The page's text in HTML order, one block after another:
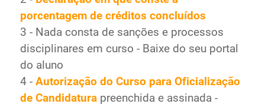
porcentagem de créditos concluídos
3 - Nada consta de sanções e processos
disciplinares em curso - Baixe do seu portal
do aluno
4 - Autorização do Curso para Oficialização
de Candidatura preenchida e assinada -